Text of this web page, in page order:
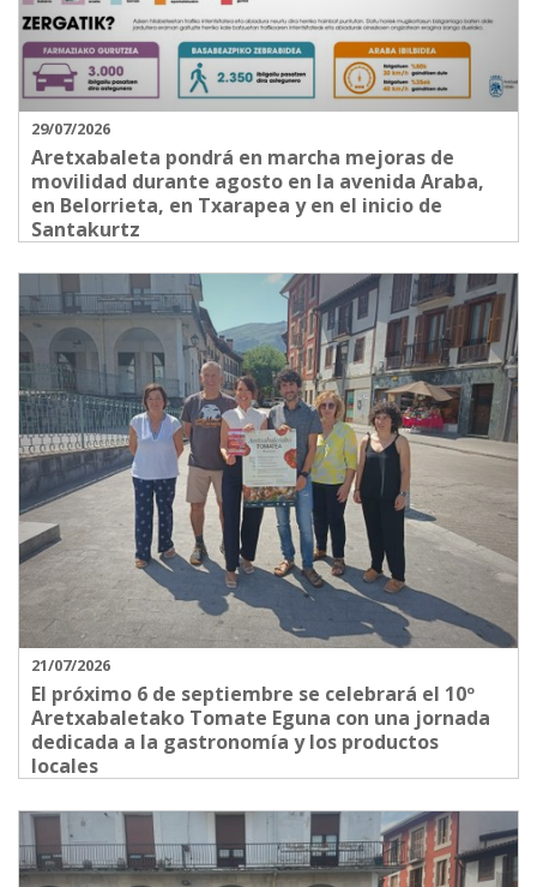
29/07/2026
Aretxabaleta pondrá en marcha mejoras de
movilidad durante agosto en la avenida Araba,
en Belorrieta, en Txarapea y en el inicio de
Santakurtz
21/07/2026
El próximo 6 de septiembre se celebrará el 10º
Aretxabaletako Tomate Eguna con una jornada
dedicada a la gastronomía y los productos
locales